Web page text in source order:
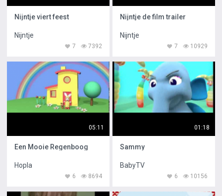
Nijntje viert feest
Nijntje
7392
7
Nijntje de film trailer
Nijntje
10929
7
05:11
Een Mooie Regenboog
Hopla
8694
6
01:18
Sammy
BabyTV
10156
6